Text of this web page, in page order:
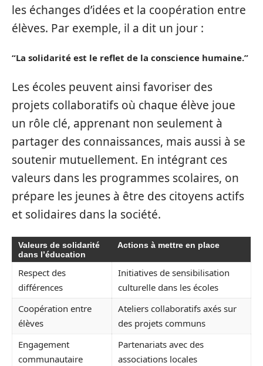
les échanges d’idées et la coopération entre
élèves. Par exemple, il a dit un jour :
“La solidarité est le reflet de la conscience humaine.”
Les écoles peuvent ainsi favoriser des
projets collaboratifs où chaque élève joue
un rôle clé, apprenant non seulement à
partager des connaissances, mais aussi à se
soutenir mutuellement. En intégrant ces
valeurs dans les programmes scolaires, on
prépare les jeunes à être des citoyens actifs
et solidaires dans la société.
Valeurs de solidarité
dans l’éducation
Actions à mettre en place
Respect des
différences
Initiatives de sensibilisation
culturelle dans les écoles
Coopération entre
élèves
Ateliers collaboratifs axés sur
des projets communs
Engagement
communautaire
Partenariats avec des
associations locales